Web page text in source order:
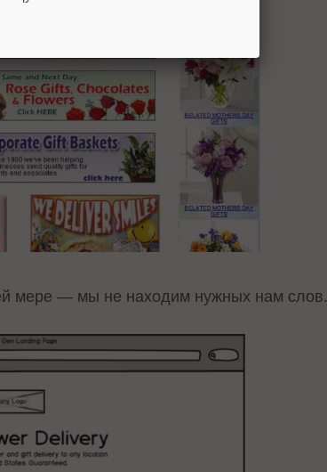
мере — мы не находим нужных нам слов.